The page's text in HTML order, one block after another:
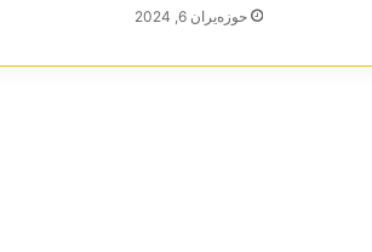
حوزه‌یران 6, 2024